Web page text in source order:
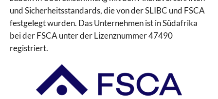
TMGM
Trade Republic
Traders Place
Trading 212
Vantage Markets
VT Markets
und Sicherheitsstandards, die von der SLIBC und FSCA
festgelegt wurden. Das Unternehmen ist in Südafrika
bei der FSCA unter der Lizenznummer 47490
registriert.